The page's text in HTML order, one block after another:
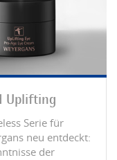
Uplifting
Serie für
neu entdeckt:
der